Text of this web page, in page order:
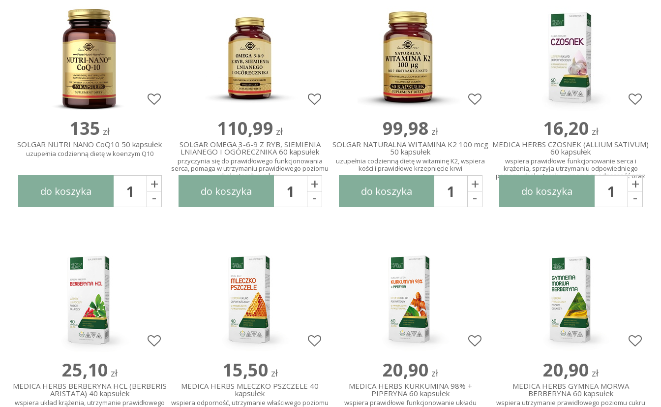
135 zł
SOLGAR NUTRI NANO CoQ10 50 kapsułek
uzupełnia codzienną dietę w koenzym Q10
do koszyka +
-
110,99 zł
SOLGAR OMEGA 3-6-9 Z RYB, SIEMIENIA
LNIANEGO I OGÓRECZNIKA 60 kapsułek
przyczynia się do prawidłowego funkcjonowania
serca, pomaga w utrzymaniu prawidłowego poziomu
cholesterolu we krwi
do koszyka +
-
99,98 zł
SOLGAR NATURALNA WITAMINA K2 100 mcg
50 kapsułek
uzupełnia codzienną dietę w witaminę K2, wspiera
kości i prawidłowe krzepnięcie krwi
do koszyka +
-
16,20 zł
MEDICA HERBS CZOSNEK (ALLIUM SATIVUM)
60 kapsułek
wspiera prawidłowe funkcjonowanie serca i
krążenia, sprzyja utrzymaniu odpowiedniego
poziomu cholesterolu, wspomaga odporność oraz
do koszyka +
-
25,10 zł
MEDICA HERBS BERBERYNA HCL (BERBERIS
ARISTATA) 40 kapsułek
wspiera układ krążenia, utrzymanie prawidłowego
15,50 zł
MEDICA HERBS MLECZKO PSZCZELE 40
kapsułek
wspiera odporność, utrzymanie właściwego poziomu
20,90 zł
MEDICA HERBS KURKUMINA 98% +
PIPERYNA 60 kapsułek
wspiera prawidłowe funkcjonowanie układu
20,90 zł
MEDICA HERBS GYMNEA MORWA
BERBERYNA 60 kapsułek
wspiera utrzymanie prawidłowego poziomu cukru